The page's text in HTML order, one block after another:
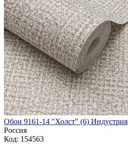
Обои 9161-14 "Холст" (6) Индустрия
Россия
Код: 154563